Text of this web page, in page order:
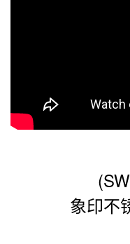
象印不